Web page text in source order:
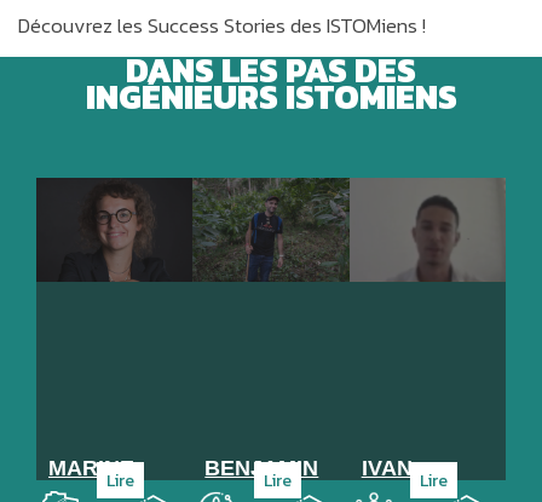
Découvrez les Success Stories des ISTOMiens !
DANS LES PAS DES
INGÉNIEURS ISTOMIENS
MARINE
Lire BENJAMIN
Lire IVAN Lire